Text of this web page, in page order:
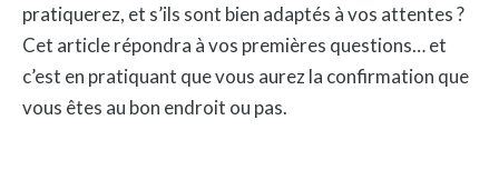
pratiquerez, et s’ils sont bien adaptés à vos attentes ?
Cet article répondra à vos premières questions… et
c’est en pratiquant que vous aurez la confirmation que
vous êtes au bon endroit ou pas.